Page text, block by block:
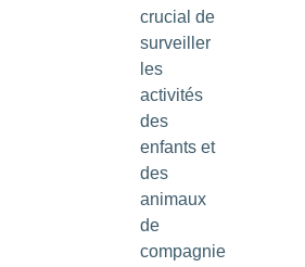
crucial de
surveiller
les
activités
des
enfants et
des
animaux
de
compagnie